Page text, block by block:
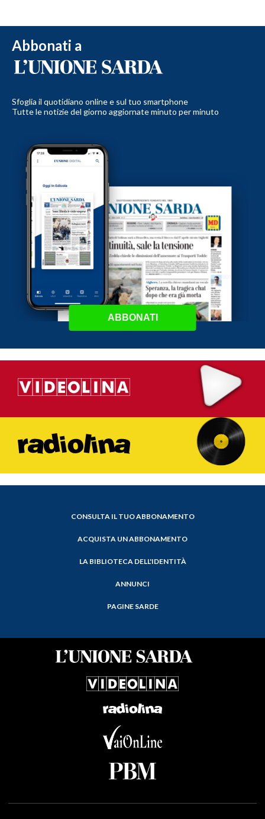
Abbonati a
Sfoglia il quotidiano online e sul tuo smartphone
Tutte le notizie del giorno aggiornate minuto per minuto
ABBONATI
CONSULTA IL TUO ABBONAMENTO
ACQUISTA UN ABBONAMENTO
LA BIBLIOTECA DELL'IDENTITÀ
ANNUNCI
PAGINE SARDE